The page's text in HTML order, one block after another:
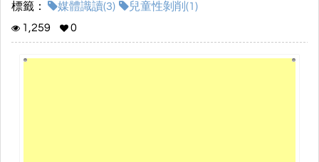
標籤： 媒體識讀(3)
兒童性剝削(1)
1,259
0